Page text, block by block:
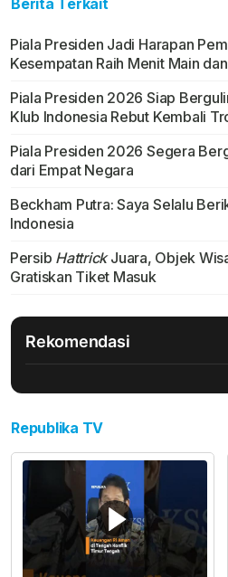
Berita Terkait
Piala Presiden Jadi Harapan
Kesempatan Raih Menit Main
Piala Presiden 2026 Siap
Klub Indonesia Rebut Kembali
Piala Presiden 2026 Segera
dari Empat Negara
Beckham Putra: Saya Selalu
Indonesia
Persib HattrickJuara, Objek
Gratiskan Tiket Masuk
Rekomendasi
Republika TV